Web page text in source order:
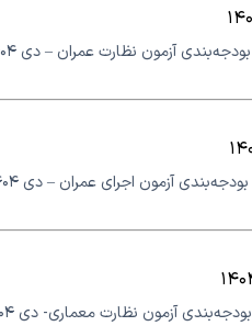
بودجه‌بندی آزمون نظارت عمران – دی ۱۴۰۴
بودجه‌بندی آزمون اجرای عمران – دی ۱۴۰۴
بودجه‌بندی آزمون نظارت معماری- دی ۱۴۰۴